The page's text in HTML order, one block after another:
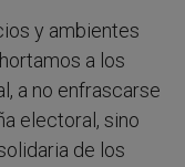
y ambientes
a los
a no enfrascarse
electoral, sino
de los